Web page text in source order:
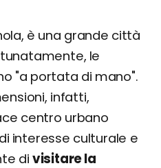
è una grande città
le
"a portata di mano".
infatti,
centro urbano
interesse culturale e
di visitare la